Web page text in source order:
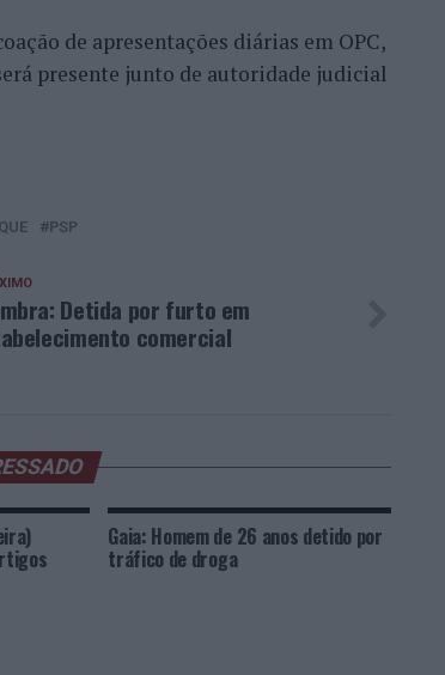
de apresentações diárias em OPC,
presente junto de autoridade judicial
PSP
Detida por furto em
comercial
Gaia: Homem de 26 anos detido por
tráfico de droga